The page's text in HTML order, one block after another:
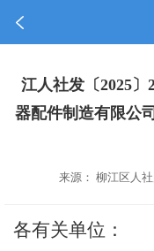
江人社发〔2025
器配件制造有限公
来源： 柳江区人
各有关单位：